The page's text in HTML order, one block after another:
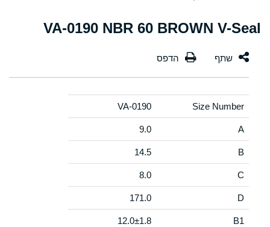
VA-0190 NBR 60 BROWN V-Seal
Size Number
VA-0190
A
9.0
B
14.5
C
8.0
D
171.0
B1
12.0±1.8